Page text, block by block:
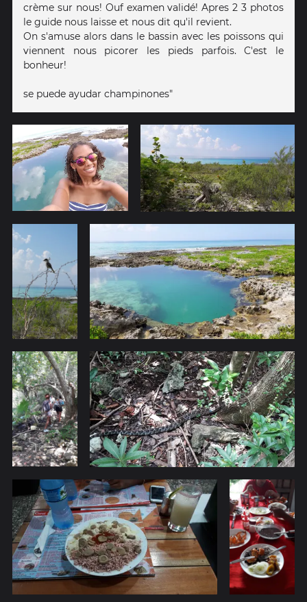
crème sur nous! Ouf examen validé! Apres 2 3 photos
le guide nous laisse et nous dit qu'il revient.
On s'amuse alors dans le bassin avec les poissons qui
viennent nous picorer les pieds parfois. C'est le
bonheur!
se puede ayudar champinones"